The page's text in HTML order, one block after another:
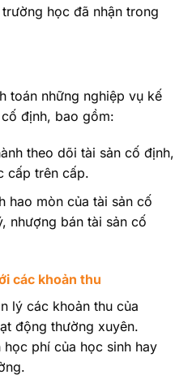
học đã nhận trong
toán những nghiệp vụ kế
định, bao gồm:
theo dõi tài sản cố định,
cấp trên cấp.
hao mòn của tài sản cố
nhượng bán tài sản cố
các khoản thu
lý các khoản thu của
động thường xuyên.
phí của học sinh hay